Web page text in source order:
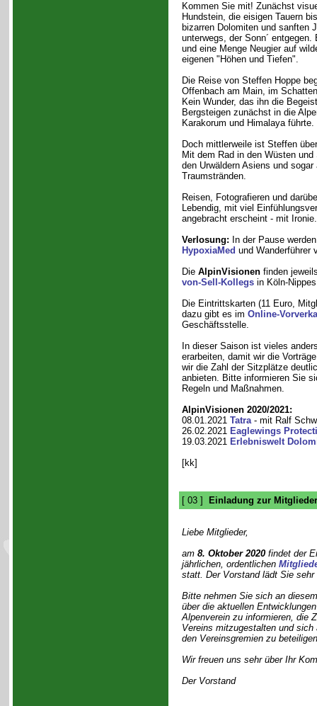
Kommen Sie mit! Zunächst
Hundstein, die eisigen Tauern
bizarren Dolomiten und sanften
unterwegs, der Sonn´
und eine Menge Neugier auf
eigenen "Höhen und Tiefen".
Die Reise von Steffen Hoppe
Offenbach am Main, im
Kein Wunder, das ihn die
Bergsteigen zunächst in die
Karakorum und Himalaya führte.
Doch mittlerweile ist Steffen
Mit dem Rad in den Wüsten
den Urwäldern Asiens und
Traumstränden.
Reisen, Fotografieren und
Lebendig, mit viel
angebracht erscheint - mit Ironie.
Verlosung: In der Pause
HypoxiaMed und Wanderführer
Die AlpinVisionenfinden
von-Sell-Kollegsin Köln-
Die Eintrittskarten (11 Euro,
dazu gibt es im Online-
Geschäftsstelle.
In dieser Saison ist vieles
erarbeiten, damit wir die
wir die Zahl der Sitzplätze
anbieten. Bitte informieren Sie
Regeln und Maßnahmen.
AlpinVisionen 2020/2021:
08.01.2021 Tatra- mit Ralf
26.02.2021 Eaglewings
19.03.2021 Erlebniswelt
[kk]
[ 03 ] Einladung zur
Liebe Mitglieder,
am 8. Oktober 2020findet der
jährlichen, ordentlichen
statt. Der Vorstand lädt Sie
Bitte nehmen Sie sich an
über die aktuellen
Alpenverein zu informieren, die
Vereins mitzugestalten und sich
den Vereinsgremien zu
Wir freuen uns sehr über Ihr
Der Vorstand